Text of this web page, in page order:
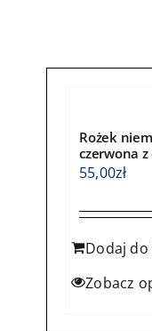
produktu
Rożek
czerwona
55,00zł
Dodaj do
Zobacz